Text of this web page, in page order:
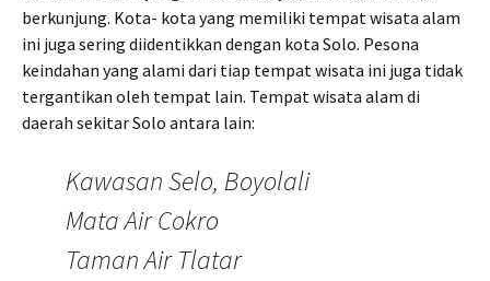
berkunjung. Kota- kota yang memiliki tempat wisata alam
ini juga sering diidentikkan dengan kota Solo. Pesona
keindahan yang alami dari tiap tempat wisata ini juga tidak
tergantikan oleh tempat lain. Tempat wisata alam di
daerah sekitar Solo antara lain:
Kawasan Selo, Boyolali
Mata Air Cokro
Taman Air Tlatar